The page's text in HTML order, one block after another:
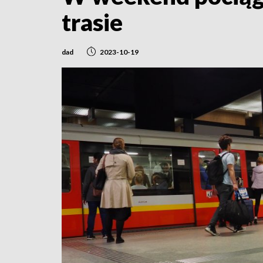
trasie
dad 2023-10-19